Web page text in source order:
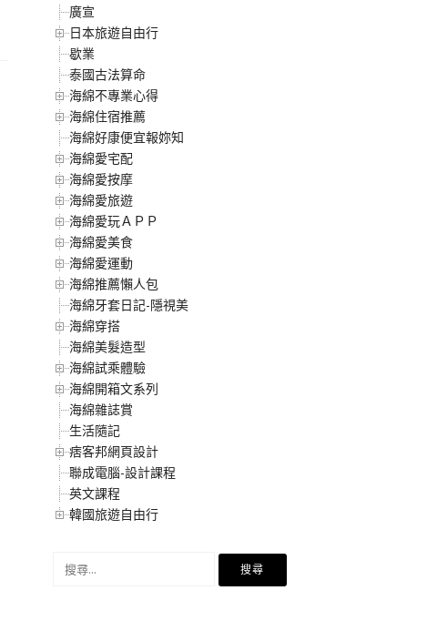
廣宣
日本旅遊自由行
歇業
泰國古法算命
海綿不專業心得
海綿住宿推薦
海綿好康便宜報妳知
海綿愛宅配
海綿愛按摩
海綿愛旅遊
海綿愛玩ＡＰＰ
海綿愛美食
海綿愛運動
海綿推薦懶人包
海綿牙套日記-隱視美
海綿穿搭
海綿美髮造型
海綿試乘體驗
海綿開箱文系列
海綿雜誌賞
生活隨記
痞客邦網頁設計
聯成電腦-設計課程
英文課程
韓國旅遊自由行